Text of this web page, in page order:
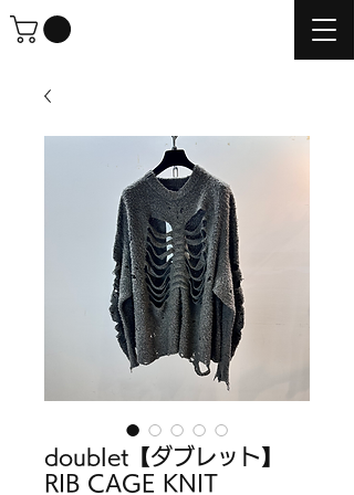
doublet【ダブレット】
RIB CAGE KNIT